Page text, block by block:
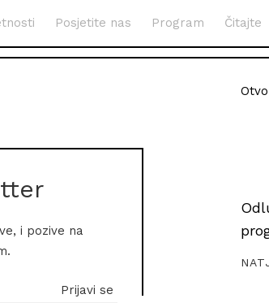
Posjetite nas Program Čitajte
i pozive na